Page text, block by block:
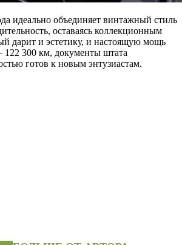
идеально объединяет винтажный стиль
оставаясь коллекционным
дарит и эстетику, и настоящую мощь
300 км, документы штата
готов к новым энтузиастам.